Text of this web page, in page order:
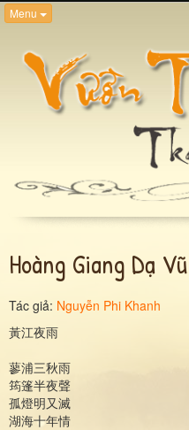
Menu
Hoàng Giang Dạ Vũ
Tác giả: Nguyễn Phi Khanh
黃江夜雨
蓼浦三秋雨
筠篷半夜聲
孤燈明又滅
湖海十年情